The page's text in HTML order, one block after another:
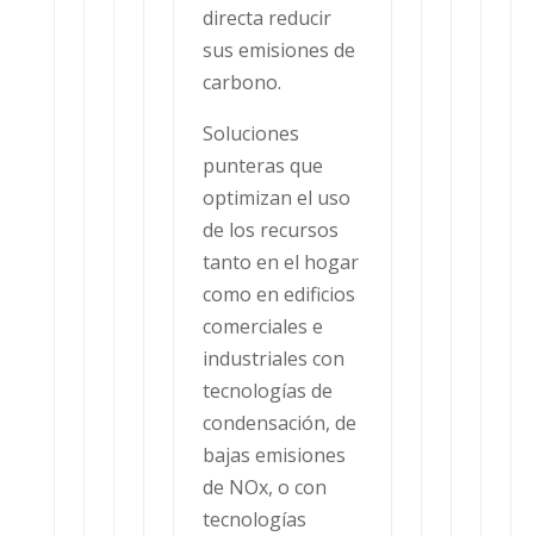
directa reducir
sus emisiones de
carbono.
Soluciones
punteras que
optimizan el uso
de los recursos
tanto en el hogar
como en edificios
comerciales e
industriales con
tecnologías de
condensación, de
bajas emisiones
de NOx, o con
tecnologías